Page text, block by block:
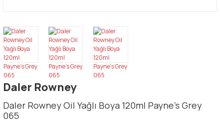
Daler Rowney
Daler Rowney Oil Yağlı Boya 120ml Payne's Grey
065